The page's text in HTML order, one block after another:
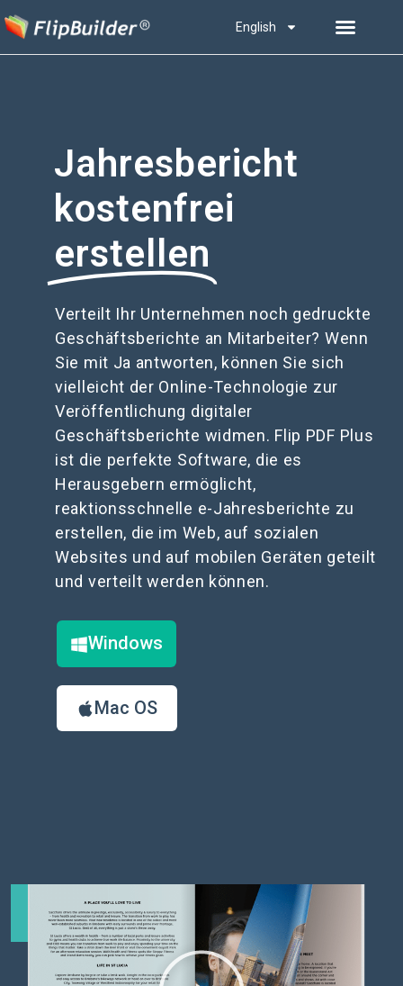
English
Jahresbericht
kostenfrei
erstellen
Verteilt Ihr Unternehmen noch gedruckte
Geschäftsberichte an Mitarbeiter? Wenn
Sie mit Ja antworten, können Sie sich
vielleicht der Online-Technologie zur
Veröffentlichung digitaler
Geschäftsberichte widmen. Flip PDF Plus
ist die perfekte Software, die es
Herausgebern ermöglicht,
reaktionsschnelle e-Jahresberichte zu
erstellen, die im Web, auf sozialen
Websites und auf mobilen Geräten geteilt
und verteilt werden können.
Windows
Mac OS